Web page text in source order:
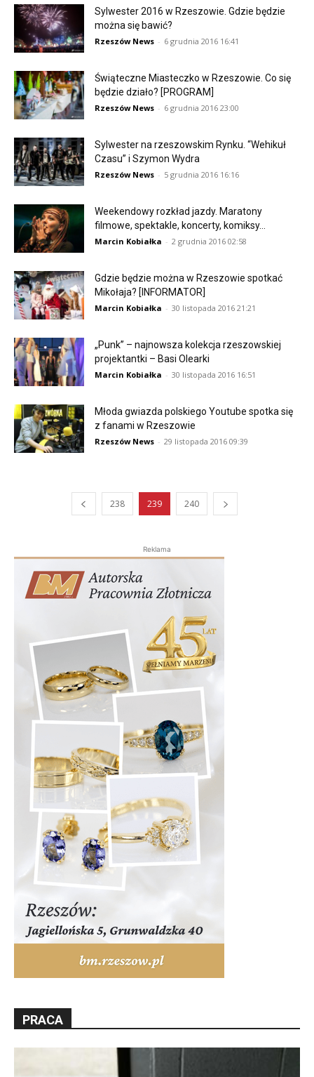
Sylwester 2016 w Rzeszowie. Gdzie będzie
można się bawić?
Rzeszów News - 6 grudnia 2016 16:41
Świąteczne Miasteczko w Rzeszowie. Co się
będzie działo? [PROGRAM]
Rzeszów News - 6 grudnia 2016 23:00
Sylwester na rzeszowskim Rynku. “Wehikuł
Czasu” i Szymon Wydra
Rzeszów News - 5 grudnia 2016 16:16
Weekendowy rozkład jazdy. Maratony
filmowe, spektakle, koncerty, komiksy…
Marcin Kobiałka - 2 grudnia 2016 02:58
Gdzie będzie można w Rzeszowie spotkać
Mikołaja? [INFORMATOR]
Marcin Kobiałka - 30 listopada 2016 21:21
„Punk” – najnowsza kolekcja rzeszowskiej
projektantki – Basi Olearki
Marcin Kobiałka - 30 listopada 2016 16:51
Młoda gwiazda polskiego Youtube spotka się
z fanami w Rzeszowie
Rzeszów News - 29 listopada 2016 09:39
238 239 240
Reklama
PRACA